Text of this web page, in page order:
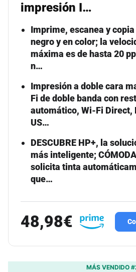
impresión I…
Imprime, escanea y
negro y en color; la
máxima es de hasta 20
n…
Impresión a doble cara
Fi de doble banda con
automático, Wi-Fi Direct,
US…
DESCUBRE HP+, la
más inteligente;
solicita tinta
que…
48,98€
MÁS VENDIDO